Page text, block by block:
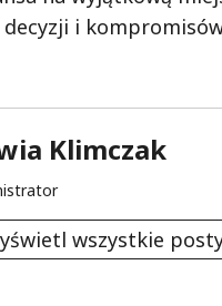
i
Klimczak
wszystkie